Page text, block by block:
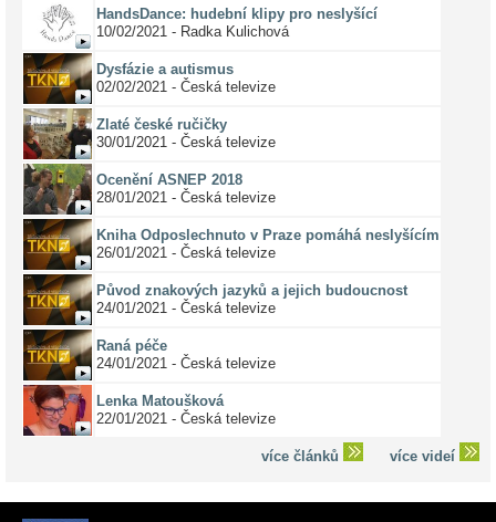
HandsDance: hudební klipy pro neslyšící
10/02/2021 - Radka Kulichová
Dysfázie a autismus
02/02/2021 - Česká televize
Zlaté české ručičky
30/01/2021 - Česká televize
Ocenění ASNEP 2018
28/01/2021 - Česká televize
Kniha Odposlechnuto v Praze pomáhá neslyšícím
26/01/2021 - Česká televize
Původ znakových jazyků a jejich budoucnost
24/01/2021 - Česká televize
Raná péče
24/01/2021 - Česká televize
Lenka Matoušková
22/01/2021 - Česká televize
více článků více videí